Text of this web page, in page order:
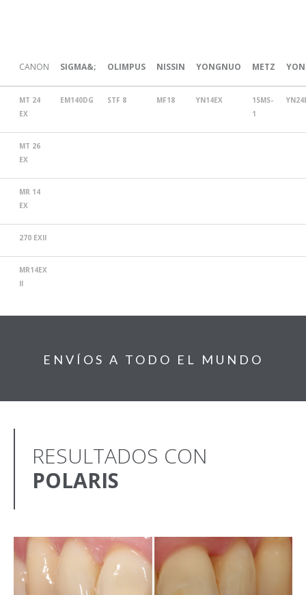
CANON SIGMA&; OLIMPUS NISSIN YONGNUO METZ
MT 24
EX
EM140DG STF 8 MF18 YN14EX
15MS-
1
MT 26
EX
MR 14
EX
270 EXII
MR14EX
II
ENVÍOS A TODO EL MUNDO
RESULTADOS CON
POLARIS